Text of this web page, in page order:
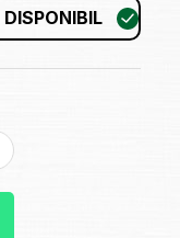
DISPONIBIL